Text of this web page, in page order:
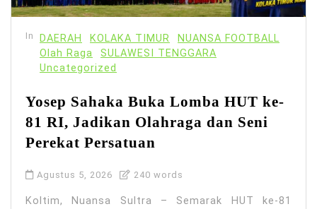
In DAERAH KOLAKA TIMUR
NUANSA FOOTBALL
Olah Raga
SULAWESI TENGGARA
Uncategorized
Yosep Sahaka Buka Lomba HUT ke-
81 RI, Jadikan Olahraga dan Seni
Perekat Persatuan
Agustus 5, 2026 240 words
Koltim, Nuansa Sultra – Semarak HUT ke-81